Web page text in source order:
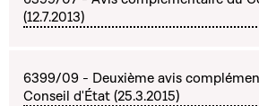
(12.7.2013)
6399/09 - Deuxième avis
Conseil d'État (25.3.2015)